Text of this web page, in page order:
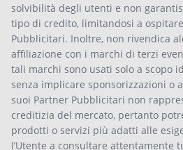
solvibilità degli utenti e non
tipo di credito, limitandosi a
Pubblicitari. Inoltre, non rivendica
affiliazione con i marchi di terzi
tali marchi sono usati solo a scopo
senza implicare sponsorizzazioni o
suoi Partner Pubblicitari non
creditizia del mercato, pertanto
prodotti o servizi più adatti alle
l’Utente a consultare attentamente